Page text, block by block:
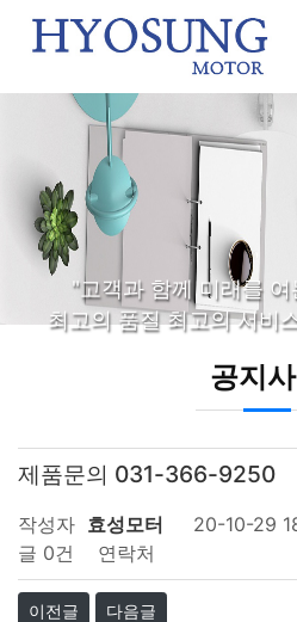
"고객과 함께 미래를
최고의 품질 최고의 서비
공지
제품문의 031-366-9250
작성자 효성모터 20-10-29
글 0건 연락처
이전글 다음글